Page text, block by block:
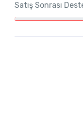
Satış Sonrası